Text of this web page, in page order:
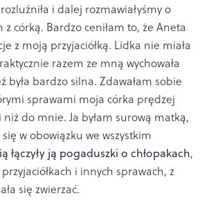
i dalej rozmawiałyśmy o
córką. Bardzo ceniłam to, że Aneta
z moją przyjaciółką. Lidka nie miała
razem ze mną wychowała
była bardzo silna. Zdawałam sobie
sprawami moja córka prędzej
niż do mnie. Ja byłam surową matką,
się w obowiązku we wszystkim
łączyły ją pogaduszki o chłopakach,
przyjaciółkach i innych sprawach, z
się zwierzać.